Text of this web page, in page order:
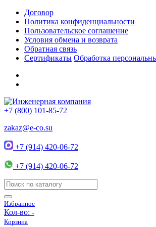
Договор
Политика конфиденциальности
Пользовательское соглашение
Условия обмена и возврата
Обратная связь
Сертификаты Обработка
+7 (800) 101-85-72
zakaz@e-co.su
+7 (914) 420-06-72
+7 (914) 420-06-72
Избранное
Кол-во: -
Корзина